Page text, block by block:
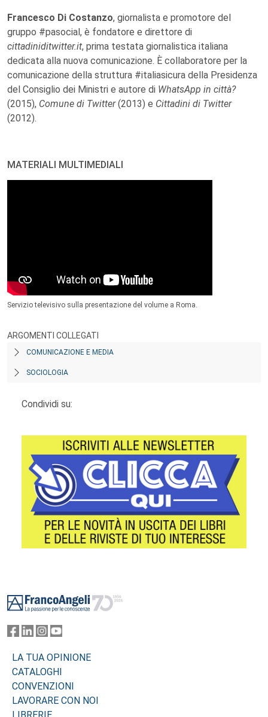
Francesco Di Costanzo, giornalista e promotore del
gruppo #pasocial, è fondatore e direttore di
cittadiniditwitter.it, prima testata giornalistica italiana
dedicata alla nuova comunicazione. È collaboratore per la
comunicazione della struttura #italiasicura della Presidenza
del Consiglio dei Ministri e autore di WhatsApp in città?
(2015), Comune di Twitter(2013) e Cittadini di Twitter
(2012).
MATERIALI MULTIMEDIALI
Servizio televisivo sulla presentazione del volume a Roma.
ARGOMENTI COLLEGATI
COMUNICAZIONE E MEDIA
SOCIOLOGIA
Condividi su:
LA TUA OPINIONE
CATALOGHI
CONVENZIONI
LAVORARE CON NOI